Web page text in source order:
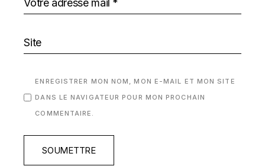
ENREGISTRER MON NOM, MON E-MAIL ET MON SITE
DANS LE NAVIGATEUR POUR MON PROCHAIN
COMMENTAIRE.
SOUMETTRE